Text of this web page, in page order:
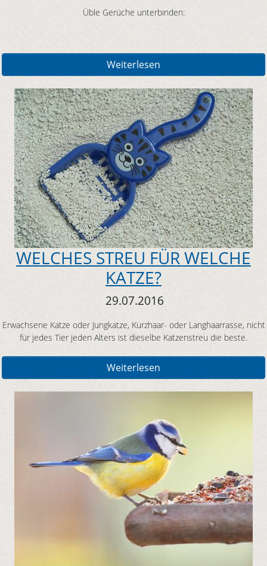
Üble Gerüche unterbinden:
Weiterlesen
WELCHES STREU FÜR WELCHE
KATZE?
29.07.2016
Erwachsene Katze oder Jungkatze, Kurzhaar- oder Langhaarrasse, nicht
für jedes Tier jeden Alters ist dieselbe Katzenstreu die beste.
Weiterlesen